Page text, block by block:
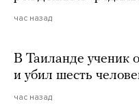
час назад
В Таиланде ученик
и убил шесть
час назад